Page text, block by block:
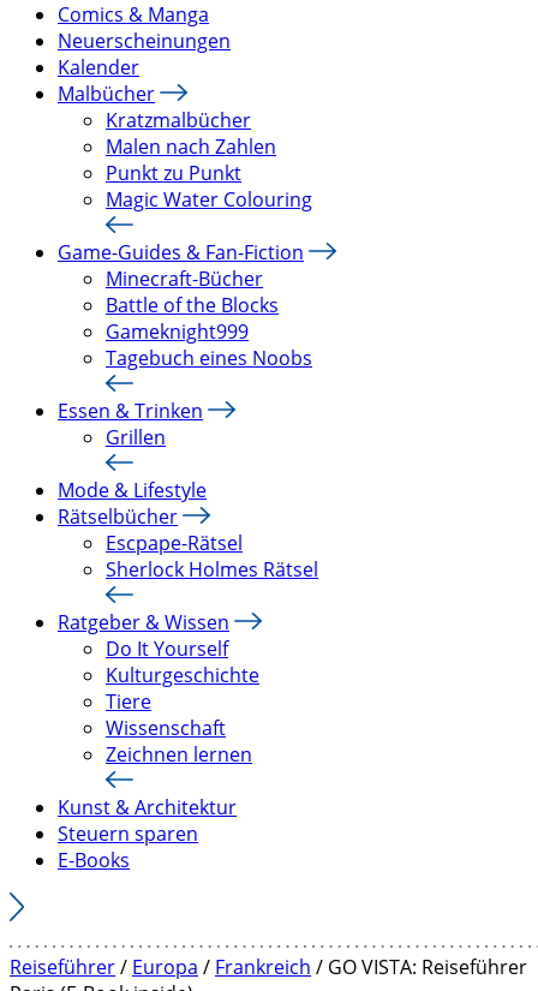
Comics & Manga
Neuerscheinungen
Kalender
Malbücher
Kratzmalbücher
Malen nach Zahlen
Punkt zu Punkt
Magic Water Colouring
Game-Guides & Fan-Fiction
Minecraft-Bücher
Battle of the Blocks
Gameknight999
Tagebuch eines Noobs
Essen & Trinken
Grillen
Mode & Lifestyle
Rätselbücher
Escpape-Rätsel
Sherlock Holmes Rätsel
Ratgeber & Wissen
Do It Yourself
Kulturgeschichte
Tiere
Wissenschaft
Zeichnen lernen
Kunst & Architektur
Steuern sparen
E-Books
Reiseführer/ Europa / Frankreich / GO VISTA: Reiseführer